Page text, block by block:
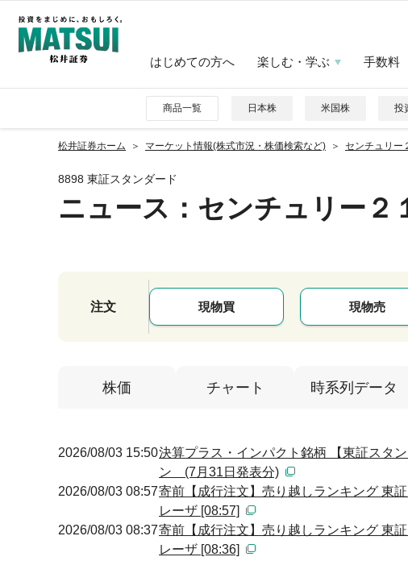
はじめての方へ 楽しむ・学ぶ 手数料
商品一覧 日本株 米国株 投
松井証券ホーム マーケット情報(株式市況・株価検索など) センチュリー
8898 東証スタンダード
ニュース ：センチュリー２
注文 現物買 現物売
株価 チャート 時系列データ
2026/08/03 15:50決算プラス・インパクト銘柄 【東証スタ
ン (7月31日発表分)
2026/08/03 08:57寄前【成行注文】売り越しランキング 東
レーザ [08:57]
2026/08/03 08:37寄前【成行注文】売り越しランキング 東
レーザ [08:36]